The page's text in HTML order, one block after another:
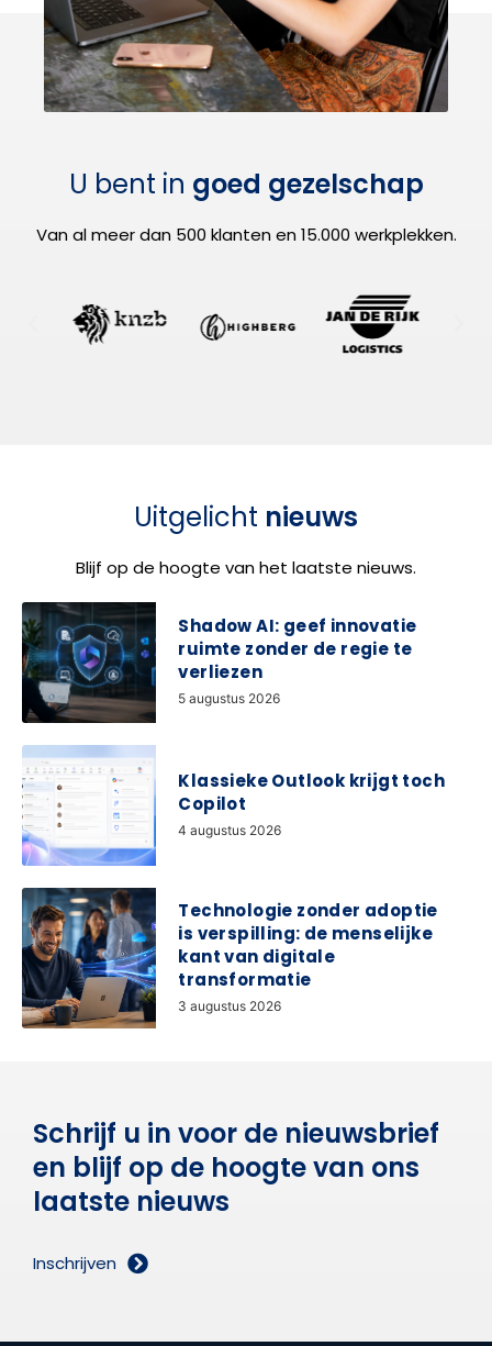
U bent in goed gezelschap
Van al meer dan 500 klanten en 15.000 werkplekken.
Uitgelicht nieuws
Blijf op de hoogte van het laatste nieuws.
Shadow AI: geef innovatie
ruimte zonder de regie te
verliezen
5 augustus 2026
Klassieke Outlook krijgt toch
Copilot
4 augustus 2026
Technologie zonder adoptie
is verspilling: de menselijke
kant van digitale
transformatie
3 augustus 2026
Schrijf u in voor de nieuwsbrief
en blijf op de hoogte van ons
laatste nieuws
Inschrijven